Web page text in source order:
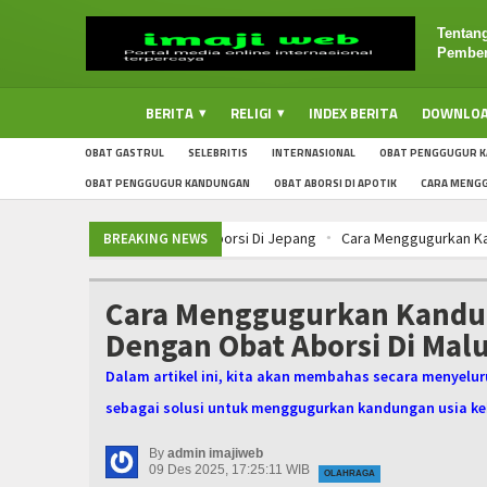
BERITA RELIGI INDEX BERITA
OBAT GASTRUL SELEBRITIS INTERNASIONAL OBAT PENGGUGUR
OBAT PENGGUGUR KANDUNGAN
OBAT ABORSI DI APOTIK CARA
BREAKING NEWS Cara Menggugurkan Kandungan Usia
Cara Menggugurkan Kandungan Usia
Mencari Informasi Obat Aborsi
Cara Menggugurkan Kandungan Usia
Cara Menggugurkan Kandungan Usia
Cara Menggugurkan
Dengan Obat Aborsi Di
Dalam artikel ini, kita akan membahas secara
sebagai solusi untuk menggugurkan kandungan usia
By admin imajiweb
09 Des 2025, 17:25:11 WIB
OLAHRAGA